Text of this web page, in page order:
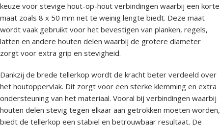
keuze voor stevige hout-op-hout verbindingen waarbij een korte
maat zoals 8 x 50 mm net te weinig lengte biedt. Deze maat
wordt vaak gebruikt voor het bevestigen van planken, regels,
latten en andere houten delen waarbij de grotere diameter
zorgt voor extra grip en stevigheid.
Dankzij de brede tellerkop wordt de kracht beter verdeeld over
het houtoppervlak. Dit zorgt voor een sterke klemming en extra
ondersteuning van het materiaal. Vooral bij verbindingen waarbij
houten delen stevig tegen elkaar aan getrokken moeten worden,
biedt de tellerkop een stabiel en betrouwbaar resultaat. De